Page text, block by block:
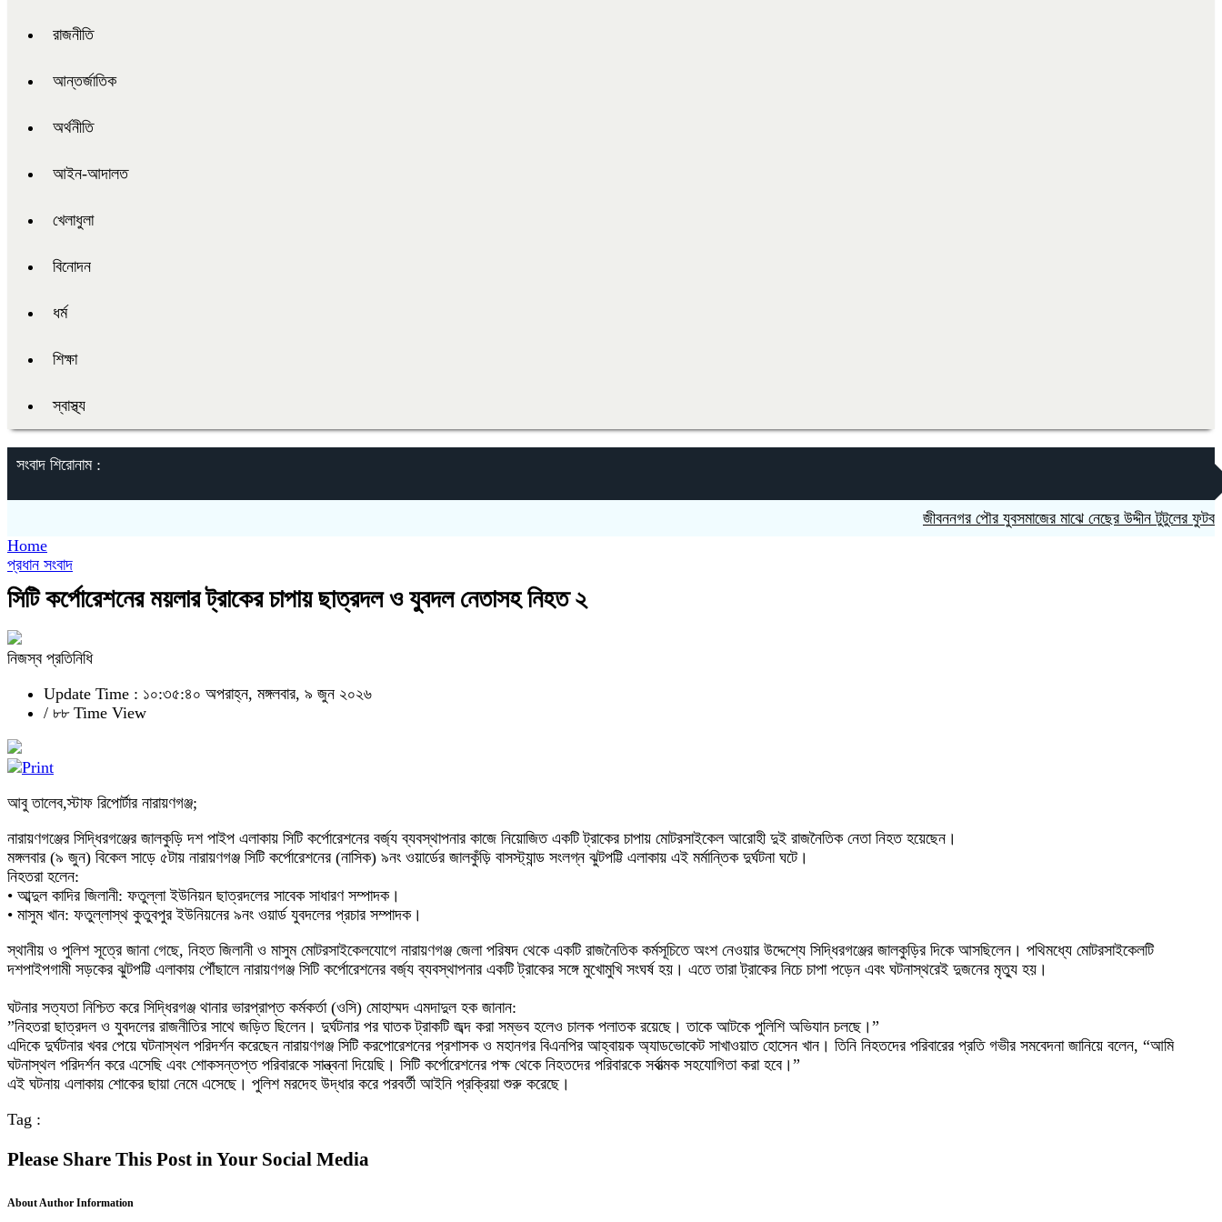
রাজনীতি
আন্তর্জাতিক
অর্থনীতি
আইন-আদালত
খেলাধুলা
বিনোদন
ধর্ম
শিক্ষা
স্বাস্থ্য
সংবাদ শিরোনাম :
জীবননগর পৌর যুবসমাজের মাঝে নেছের উদ্দীন টুটুলের ফুটবল উপহার
Home
প্রধান সংবাদ
সিটি কর্পোরেশনের ময়লার ট্রাকের চাপায় ছাত্রদল ও যুবদল নেতাসহ নিহত ২ ​
নিজস্ব প্রতিনিধি
Update Time : ১০:৩৫:৪০ অপরাহ্ন, মঙ্গলবার, ৯ জুন ২০২৬
/ ৮৮ Time View
আবু তালেব,স্টাফ রিপোর্টার নারায়ণগঞ্জ;
নারায়ণগঞ্জের সিদ্ধিরগঞ্জের জালকুড়ি দশ পাইপ এলাকায় সিটি কর্পোরেশনের বর্জ্য ব্যবস্থাপনার কাজে নিয়োজিত একটি ট্রাকের চাপায় মোটরসাইকেল আরোহী দুই রাজনৈতিক নেতা নিহত হয়েছেন।
​মঙ্গলবার (৯ জুন) বিকেল সাড়ে ৫টায় নারায়ণগঞ্জ সিটি কর্পোরেশনের (নাসিক) ৯নং ওয়ার্ডের জালকুঁড়ি বাসস্ট্যান্ড সংলগ্ন ঝুটপট্টি এলাকায় এই মর্মান্তিক দুর্ঘটনা ঘটে।
​নিহতরা হলেন:
• ​আব্দুল কাদির জিলানী: ফতুল্লা ইউনিয়ন ছাত্রদলের সাবেক সাধারণ সম্পাদক।
• ​মাসুম খান: ফতুল্লাস্থ কুতুবপুর ইউনিয়নের ৯নং ওয়ার্ড যুবদলের প্রচার সম্পাদক।
​স্থানীয় ও পুলিশ সূত্রে জানা গেছে, নিহত জিলানী ও মাসুম মোটরসাইকেলযোগে নারায়ণগঞ্জ জেলা পরিষদ থেকে একটি রাজনৈতিক কর্মসূচিতে অংশ নেওয়ার উদ্দেশ্যে সিদ্ধিরগঞ্জের জালকুড়ির দিকে আসছিলেন। পথিমধ্যে মোটরসাইকেলটি
দশপাইপগামী সড়কের ঝুটপট্টি এলাকায় পৌঁছালে নারায়ণগঞ্জ সিটি কর্পোরেশনের বর্জ্য ব্যবস্থাপনার একটি ট্রাকের সঙ্গে মুখোমুখি সংঘর্ষ হয়। এতে তারা ট্রাকের নিচে চাপা পড়েন এবং ঘটনাস্থরেই দুজনের মৃত্যু হয়।
​ঘটনার সত্যতা নিশ্চিত করে সিদ্ধিরগঞ্জ থানার ভারপ্রাপ্ত কর্মকর্তা (ওসি) মোহাম্মদ এমদাদুল হক জানান:
​”নিহতরা ছাত্রদল ও যুবদলের রাজনীতির সাথে জড়িত ছিলেন। দুর্ঘটনার পর ঘাতক ট্রাকটি জব্দ করা সম্ভব হলেও চালক পলাতক রয়েছে। তাকে আটকে পুলিশি অভিযান চলছে।”
​এদিকে দুর্ঘটনার খবর পেয়ে ঘটনাস্থল পরিদর্শন করেছেন নারায়ণগঞ্জ সিটি করপোরেশনের প্রশাসক ও মহানগর বিএনপির আহ্বায়ক অ্যাডভোকেট সাখাওয়াত হোসেন খান। তিনি নিহতদের পরিবারের প্রতি গভীর সমবেদনা জানিয়ে বলেন, “আমি
ঘটনাস্থল পরিদর্শন করে এসেছি এবং শোকসন্তপ্ত পরিবারকে সান্ত্বনা দিয়েছি। সিটি কর্পোরেশনের পক্ষ থেকে নিহতদের পরিবারকে সর্বাত্মক সহযোগিতা করা হবে।”
​এই ঘটনায় এলাকায় শোকের ছায়া নেমে এসেছে। পুলিশ মরদেহ উদ্ধার করে পরবর্তী আইনি প্রক্রিয়া শুরু করেছে।
Tag :
Please Share This Post in Your Social Media
About Author Information